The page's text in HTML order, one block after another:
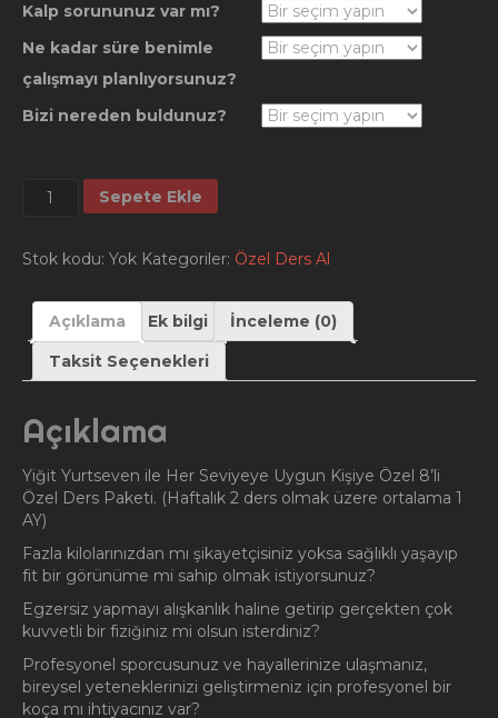
Kalp sorununuz var mı?
Ne kadar süre benimle
çalışmayı planlıyorsunuz?
Bizi nereden buldunuz?
Paketi
Sepete Ekle
Stok kodu: Yok Kategoriler: Özel Ders Al
Açıklama Ek bilgi
İnceleme (0)
Taksit Seçenekleri
Açıklama
Yiğit Yurtseven ile Her Seviyeye Uygun Kişiye Özel 8’li
Özel Ders Paketi. (Haftalık 2 ders olmak üzere ortalama 1
AY)
Fazla kilolarınızdan mı şikayetçisiniz yoksa sağlıklı yaşayıp
fit bir görünüme mi sahip olmak istiyorsunuz?
Egzersiz yapmayı alışkanlık haline getirip gerçekten çok
kuvvetli bir fiziğiniz mi olsun isterdiniz?
Profesyonel sporcusunuz ve hayallerinize ulaşmanız,
bireysel yeteneklerinizi geliştirmeniz için profesyonel bir
koça mı ihtiyacınız var?